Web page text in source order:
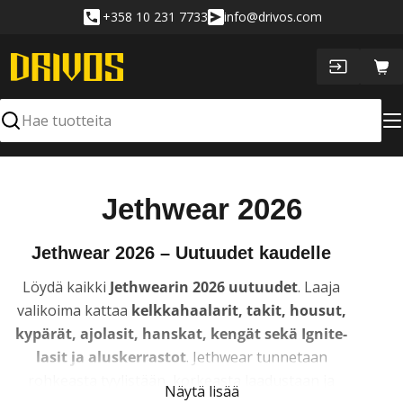
+358 10 231 7733 info@drivos.com
Hae
K
o
k
o
e
Jethwear 2026
Jethwear 2026 – Uutuudet kaudelle
Löydä kaikki Jethwearin 2026 uutuudet. Laaja
valikoima kattaa kelkkahaalarit, takit, housut,
kypärät, ajolasit, hanskat, kengät sekä Ignite-
lasit ja aluskerrastot. Jethwear tunnetaan
Näytä lisää